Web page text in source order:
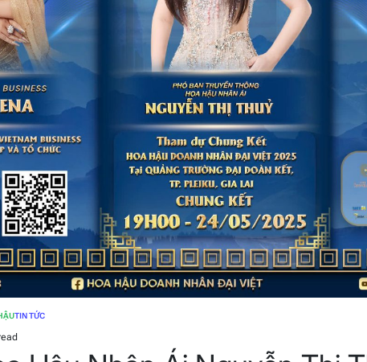
TIN TỨC